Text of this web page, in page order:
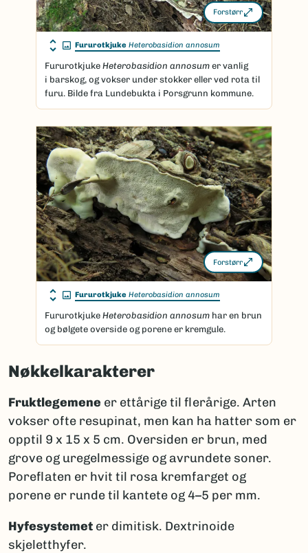
Forstørr
Fururotkjuke Heterobasidion annosum
Fururotkjuke Heterobasidion annosum er vanlig
i barskog, og vokser under stokker eller ved rota til
furu. Bilde fra Lundebukta i Porsgrunn kommune.
Forstørr
Fururotkjuke Heterobasidion annosum
Fururotkjuke Heterobasidion annosum har en brun
og bølgete overside og porene er kremgule.
Nøkkelkarakterer
Fruktlegemene er ettårige til flerårige. Arten
vokser ofte resupinat, men kan ha hatter som er
opptil 9 x 15 x 5 cm. Oversiden er brun, med
grove og uregelmessige og avrundete soner.
Poreflaten er hvit til rosa kremfarget og
porene er runde til kantete og 4–5 per mm.
Hyfesystemet er dimitisk. Dextrinoide
skjeletthyfer.